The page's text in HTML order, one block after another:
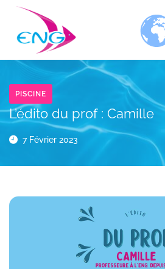
PISCINE
L’édito du prof : Camille
7 Février 2023